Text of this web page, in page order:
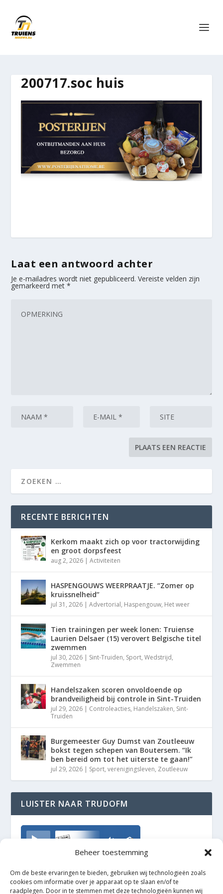
Beheer toestemming
Om de beste ervaringen te bieden, gebruiken wij technologieën zoals
cookies om informatie over je apparaat op te slaan en/of te
raadplegen. Door in te stemmen met deze technologieën kunnen wij
200717.soc huis
Laat een antwoord achter
Je e-mailadres wordt niet gepubliceerd. Vereiste velden zijn
gemarkeerd met*
RECENTE BERICHTEN
Kerkom maakt zich op voor tractorwijding
en groot dorpsfeest
aug 2, 2026 |Activiteiten
HASPENGOUWS WEERPRAATJE. “Zomer op
kruissnelheid”
jul 31, 2026 |Advertorial, Haspengouw, Het weer
Tien trainingen per week lonen: Truiense
Laurien Delsaer (15) verovert Belgische titel
zwemmen
jul 30, 2026 | Sint-Truiden, Sport,Wedstrijd,
Zwemmen
Handelszaken scoren onvoldoende op
brandveiligheid bij controle in Sint-Truiden
jul 29, 2026 | Controleacties, Handelszaken, Sint-
Truiden
Burgemeester Guy Dumst van Zoutleeuw
bokst tegen schepen van Boutersem. “Ik
ben bereid om tot het uiterste te gaan!”
jul 29, 2026 | Sport,verenigingsleven, Zoutleeuw
LUISTER NAAR TRUDOFM
TrudoFM